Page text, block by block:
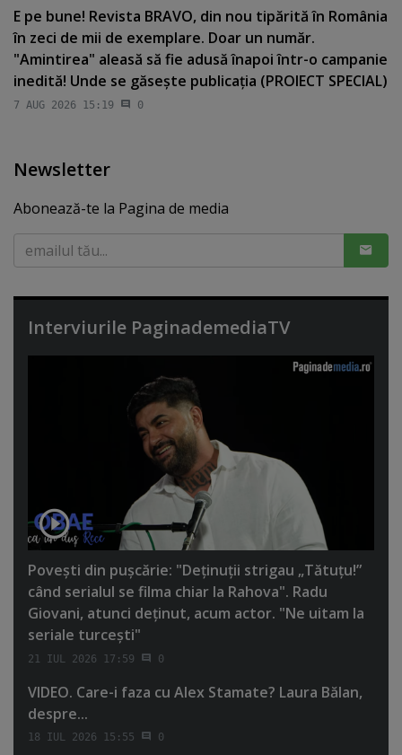
E pe bune! Revista BRAVO, din nou tipărită în România
în zeci de mii de exemplare. Doar un număr.
"Amintirea" aleasă să fie adusă înapoi într-o campanie
inedită! Unde se găseşte publicaţia (PROIECT SPECIAL)
7 AUG 2026 15:19 0
Newsletter
Abonează-te la Pagina de media
Interviurile PaginademediaTV
Poveşti din puşcărie: "Deţinuţii strigau „Tătuţu!”
când serialul se filma chiar la Rahova". Radu
Giovani, atunci deţinut, acum actor. "Ne uitam la
seriale turceşti"
21 IUL 2026 17:59 0
VIDEO. Care-i faza cu Alex Stamate? Laura Bălan,
despre...
18 IUL 2026 15:55 0